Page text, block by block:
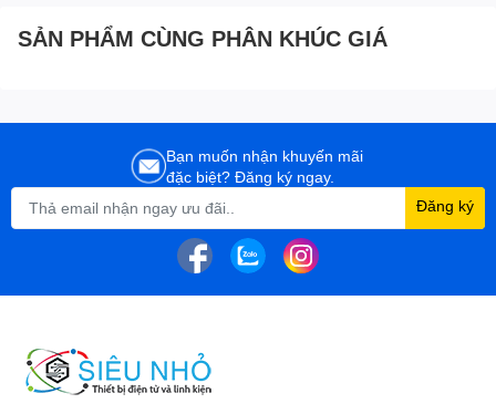
SẢN PHẨM CÙNG PHÂN KHÚC GIÁ
Bạn muốn nhận khuyến mãi
đặc biệt? Đăng ký ngay.
Đăng ký